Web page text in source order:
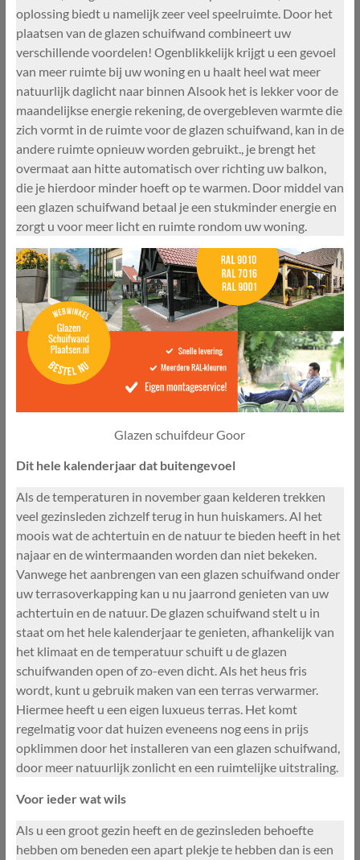
oplossing biedt u namelijk zeer veel speelruimte. Door het
plaatsen van de glazen schuifwand combineert uw
verschillende voordelen! Ogenblikkelijk krijgt u een gevoel
van meer ruimte bij uw woning en u haalt heel wat meer
natuurlijk daglicht naar binnen Alsook het is lekker voor de
maandelijkse energie rekening, de overgebleven warmte die
zich vormt in de ruimte voor de glazen schuifwand, kan in de
andere ruimte opnieuw worden gebruikt., je brengt het
overmaat aan hitte automatisch over richting uw balkon,
die je hierdoor minder hoeft op te warmen. Door middel van
een glazen schuifwand betaal je een stukminder energie en
zorgt u voor meer licht en ruimte rondom uw woning.
Glazen schuifdeur Goor
Dit hele kalenderjaar dat buitengevoel
Als de temperaturen in november gaan kelderen trekken
veel gezinsleden zichzelf terug in hun huiskamers. Al het
moois wat de achtertuin en de natuur te bieden heeft in het
najaar en de wintermaanden worden dan niet bekeken.
Vanwege het aanbrengen van een glazen schuifwand onder
uw terrasoverkapping kan u nu jaarrond genieten van uw
achtertuin en de natuur. De glazen schuifwand stelt u in
staat om het hele kalenderjaar te genieten, afhankelijk van
het klimaat en de temperatuur schuift u de glazen
schuifwanden open of zo-even dicht. Als het heus fris
wordt, kunt u gebruik maken van een terras verwarmer.
Hiermee heeft u een eigen luxueus terras. Het komt
regelmatig voor dat huizen eveneens nog eens in prijs
opklimmen door het installeren van een glazen schuifwand,
door meer natuurlijk zonlicht en een ruimtelijke uitstraling.
Voor ieder wat wils
Als u een groot gezin heeft en de gezinsleden behoefte
hebben om beneden een apart plekje te hebben dan is een